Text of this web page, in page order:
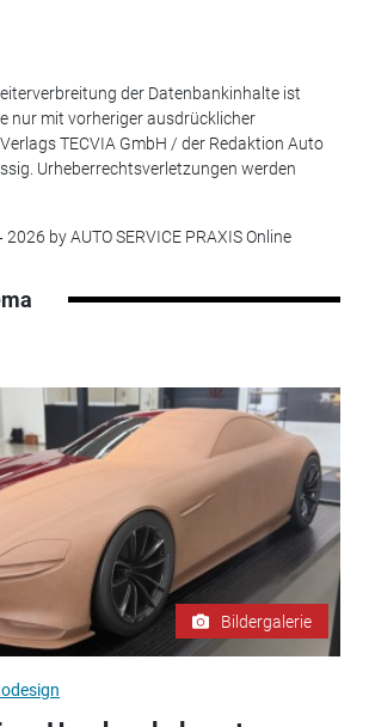
der Datenbankinhalte ist
nur mit vorheriger ausdrücklicher
TECVIA GmbH / der Redaktion Auto
Urheberrechtsverletzungen werden
by AUTO SERVICE PRAXIS Online
Bildergalerie